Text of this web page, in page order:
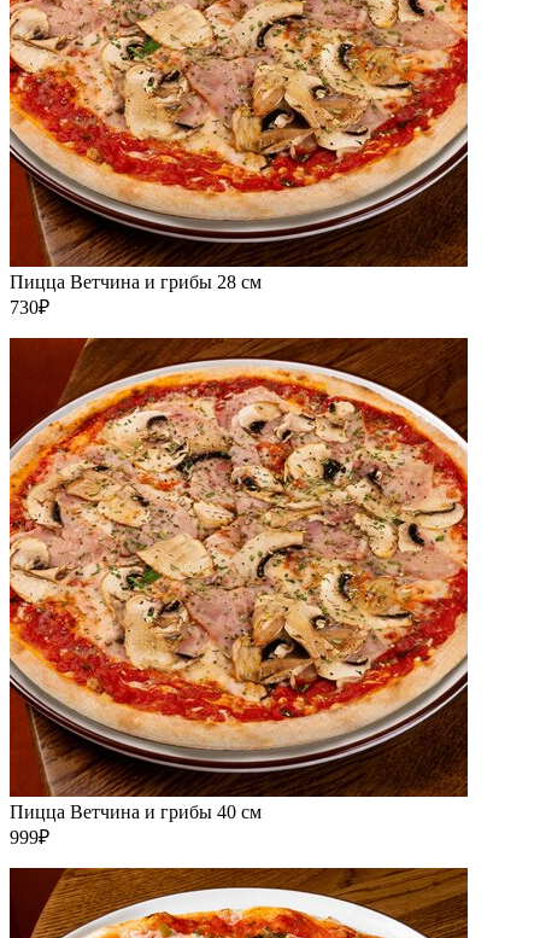
Пицца Ветчина и грибы 28 см
730₽
Пицца Ветчина и грибы 40 см
999₽